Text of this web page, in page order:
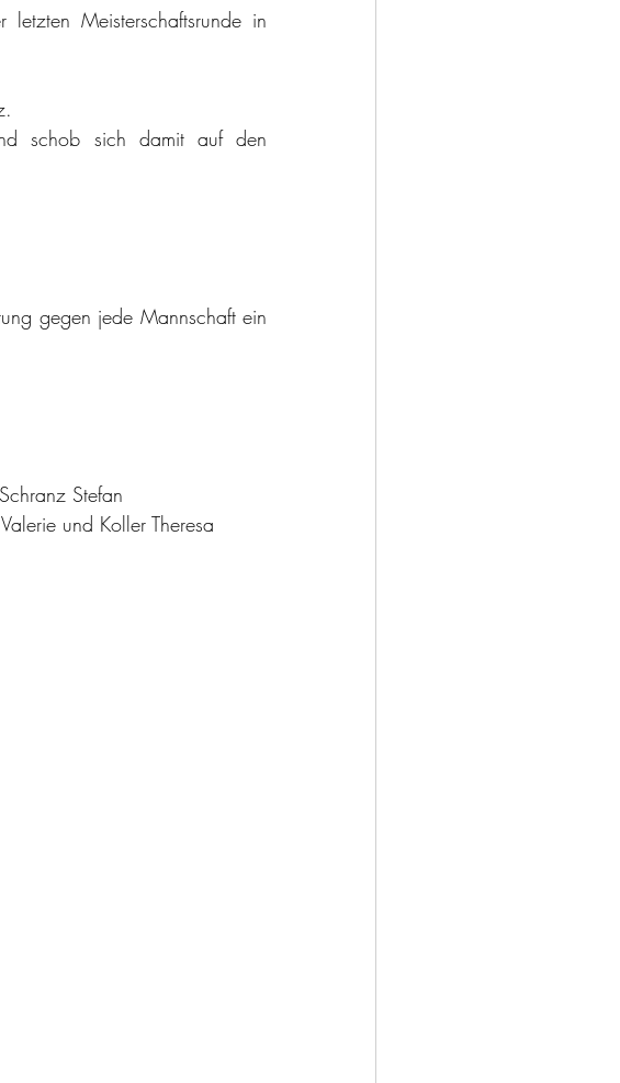
Meisterschaftsrunde in
schob sich damit auf den
gegen jede Mannschaft ein
Stefan
und Koller Theresa